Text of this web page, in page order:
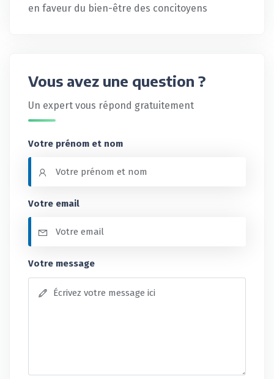
en faveur du bien-être des concitoyens
Vous avez une question ?
Un expert vous répond gratuitement
Votre prénom et nom
Votre email
Votre message